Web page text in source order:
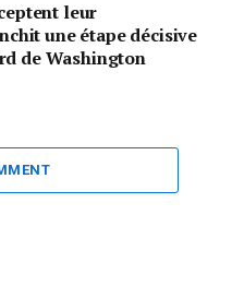
leur
une étape décisive
de Washington